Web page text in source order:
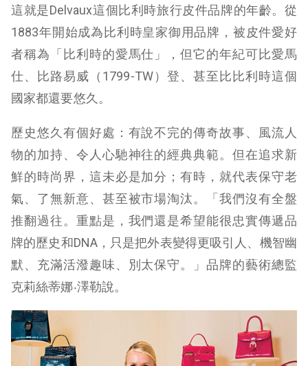
這就是Delvaux這個比利時旅行皮件品牌的年齡。從
1883年開始成為比利時皇家御用品牌，被皮件愛好
者稱為「比利時的愛馬仕」，但它的年紀可比愛馬
仕、比路易威（1799-TW）登、甚至比比利時這個
國家都還要悠久。
歷史悠久有個好處：有說不完的傳奇故事、風流人
物的加持、令人心馳神往的經典典範。但在追求新
鮮的時尚界，這未必是加分；有時，就代表保守老
氣、了無新意、甚至被市場淘汰。「我們沒有全盤
推翻過往。重點是，我們還是希望能很忠實傳遞品
牌的歷史和DNA，只是把外表變得更吸引人、機智幽
默、充滿活潑趣味、別太保守。」品牌的藝術總監
克莉絲蒂娜‧澤勒說。